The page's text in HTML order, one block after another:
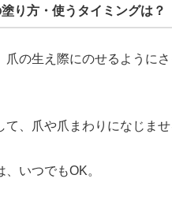
り方・使うタイミングは？
爪の生え際にのせるように
、爪や爪まわりになじませ
いつでもOK。